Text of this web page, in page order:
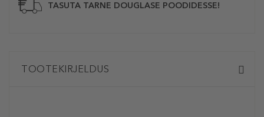
TASUTA TARNE DOUGLASE POODIDESSE!
TOOTEKIRJELDUS